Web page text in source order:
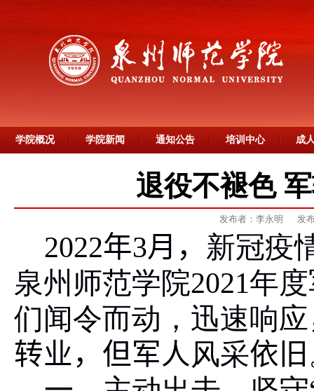
学院概况 学院新闻 通知公告 培训中心 成
退役不褪色
发布者：李永明 发
2022年3月， 新冠疫
泉州师范学院2021年
们闻令而动，迅速响应
转业，但军人风采依旧